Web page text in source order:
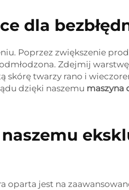
dla
Poprzez zwiększenie
Zdejmij
skórę twarzy rano i
dzięki naszemu maszyna
oparta jest na